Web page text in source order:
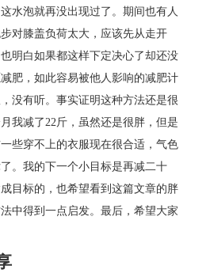
水泡就再没出现过了。期间也有人
对膝盖负荷太大，应该先从走开
明白如果都这样下定决心了却还没
肥，如此容易被他人影响的减肥计
没有听。事实证明这种方法还是很
我减了22斤，虽然还是很胖，但是
些穿不上的衣服现在很合适，气色
。我的下一个小目标是再减二十
目标的，也希望看到这篇文章的胖
中得到一点启发。最后，希望大家